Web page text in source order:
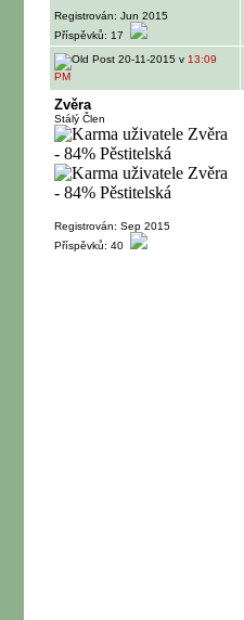
Registrován: Jun 2015
Příspěvků: 17
20-11-2015 v 13:09
PM
Zvěra
Stálý Člen
Registrován: Sep 2015
Příspěvků: 40